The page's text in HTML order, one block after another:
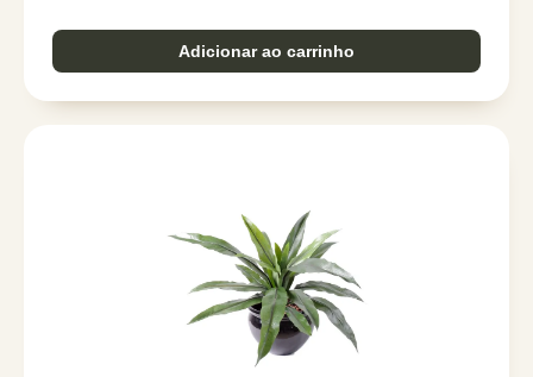
Adicionar ao carrinho